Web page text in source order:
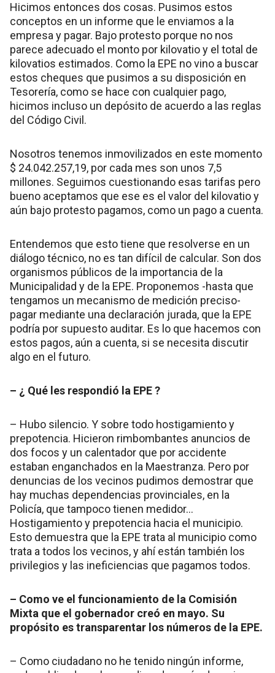
Hicimos entonces dos cosas. Pusimos estos
conceptos en un informe que le enviamos a la
empresa y pagar. Bajo protesto porque no nos
parece adecuado el monto por kilovatio y el total de
kilovatios estimados. Como la EPE no vino a buscar
estos cheques que pusimos a su disposición en
Tesorería, como se hace con cualquier pago,
hicimos incluso un depósito de acuerdo a las reglas
del Código Civil.
Nosotros tenemos inmovilizados en este momento
$ 24.042.257,19, por cada mes son unos 7,5
millones. Seguimos cuestionando esas tarifas pero
bueno aceptamos que ese es el valor del kilovatio y
aún bajo protesto pagamos, como un pago a cuenta.
Entendemos que esto tiene que resolverse en un
diálogo técnico, no es tan difícil de calcular. Son dos
organismos públicos de la importancia de la
Municipalidad y de la EPE. Proponemos -hasta que
tengamos un mecanismo de medición preciso-
pagar mediante una declaración jurada, que la EPE
podría por supuesto auditar. Es lo que hacemos con
estos pagos, aún a cuenta, si se necesita discutir
algo en el futuro.
– ¿ Qué les respondió la EPE ?
– Hubo silencio. Y sobre todo hostigamiento y
prepotencia. Hicieron rimbombantes anuncios de
dos focos y un calentador que por accidente
estaban enganchados en la Maestranza. Pero por
denuncias de los vecinos pudimos demostrar que
hay muchas dependencias provinciales, en la
Policía, que tampoco tienen medidor…
Hostigamiento y prepotencia hacia el municipio.
Esto demuestra que la EPE trata al municipio como
trata a todos los vecinos, y ahí están también los
privilegios y las ineficiencias que pagamos todos.
– Como ve el funcionamiento de la Comisión
Mixta que el gobernador creó en mayo. Su
propósito es transparentar los números de la EPE.
– Como ciudadano no he tenido ningún informe,